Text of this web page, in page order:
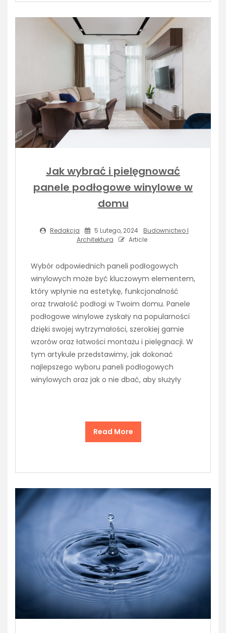
Jak wybrać i pielęgnować
panele podłogowe winylowe w
domu
Redakcja 5 Lutego, 2024
Budownictwo I
Architektura
Article
Wybór odpowiednich paneli podłogowych
winylowych może być kluczowym elementem,
który wpłynie na estetykę, funkcjonalność
oraz trwałość podłogi w Twoim domu. Panele
podłogowe winylowe zyskały na popularności
dzięki swojej wytrzymałości, szerokiej gamie
wzorów oraz łatwości montażu i pielęgnacji. W
tym artykule przedstawimy, jak dokonać
najlepszego wyboru paneli podłogowych
winylowych oraz jak o nie dbać, aby służyły
Read More